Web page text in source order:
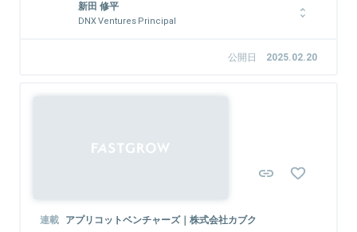
博報堂にてビッグデータ関連新規事業開発及びデジタルクリエイ
ティブ開発等に従事。カンヌライオンズ、ロンドン国際広告賞、
立、代表取締役に就任。同社取締役会長を退任後の2019年7月、
オンで経営支援を行う。2020年11月エミウム株式会社を設立、
新田 修平
DNX Ventures Principal
門にて、素材エネルギーセクターやテクノロジーセクターの
にて卒業。2022年よりDNX Venturesに参画。
関連情報をみる
公開日 2025.02.20
連載 アプリコットベンチャーズ｜株式会社カブク